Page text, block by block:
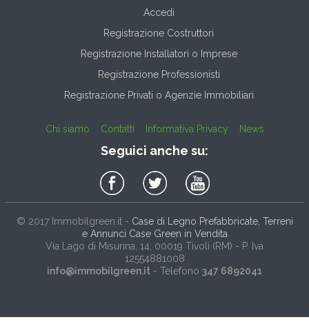
Accedi
Registrazione Costruttori
Registrazione Installatori o Imprese
Registrazione Professionisti
Registrazione Privati o Agenzie Immobiliari
Chi siamo Contatti Informativa Privacy News
Seguici anche su:
© 2017 Immobilgreen.it- Case di Legno Prefabbricate, Terreni
e Annunci Case Green in Vendita
Via Lago di Misurina, 14, 00019 Tivoli (RM) - P. Iva
12554881008
info@immobilgreen.it - Telefono 347 6892041